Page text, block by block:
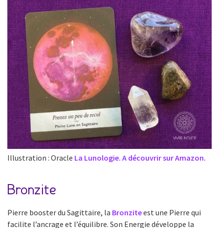
Illustration : Oracle La Lunologie. A découvrir sur Amazon.
Bronzite
Pierre booster du Sagittaire, la Bronziteest une Pierre qui
facilite l’ancrage et l’équilibre. Son Energie développe la